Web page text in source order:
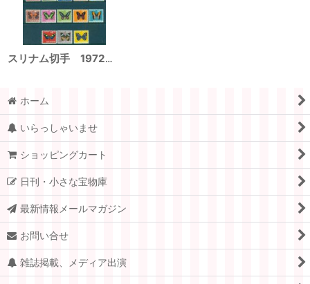
スリナム切手 1972年 スリナムの蝶と蛾 13種
ホーム
いらっしゃいませ
ショッピングカート
日刊・小さな宝物庫
最新情報メールマガジン
お問い合せ
雑誌掲載、メディア出演